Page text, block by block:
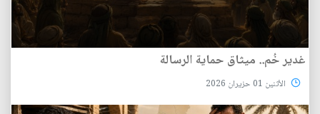
غدير خُم.. ميثاق حماية الرسالة
الأثنين 01 حزيران 2026